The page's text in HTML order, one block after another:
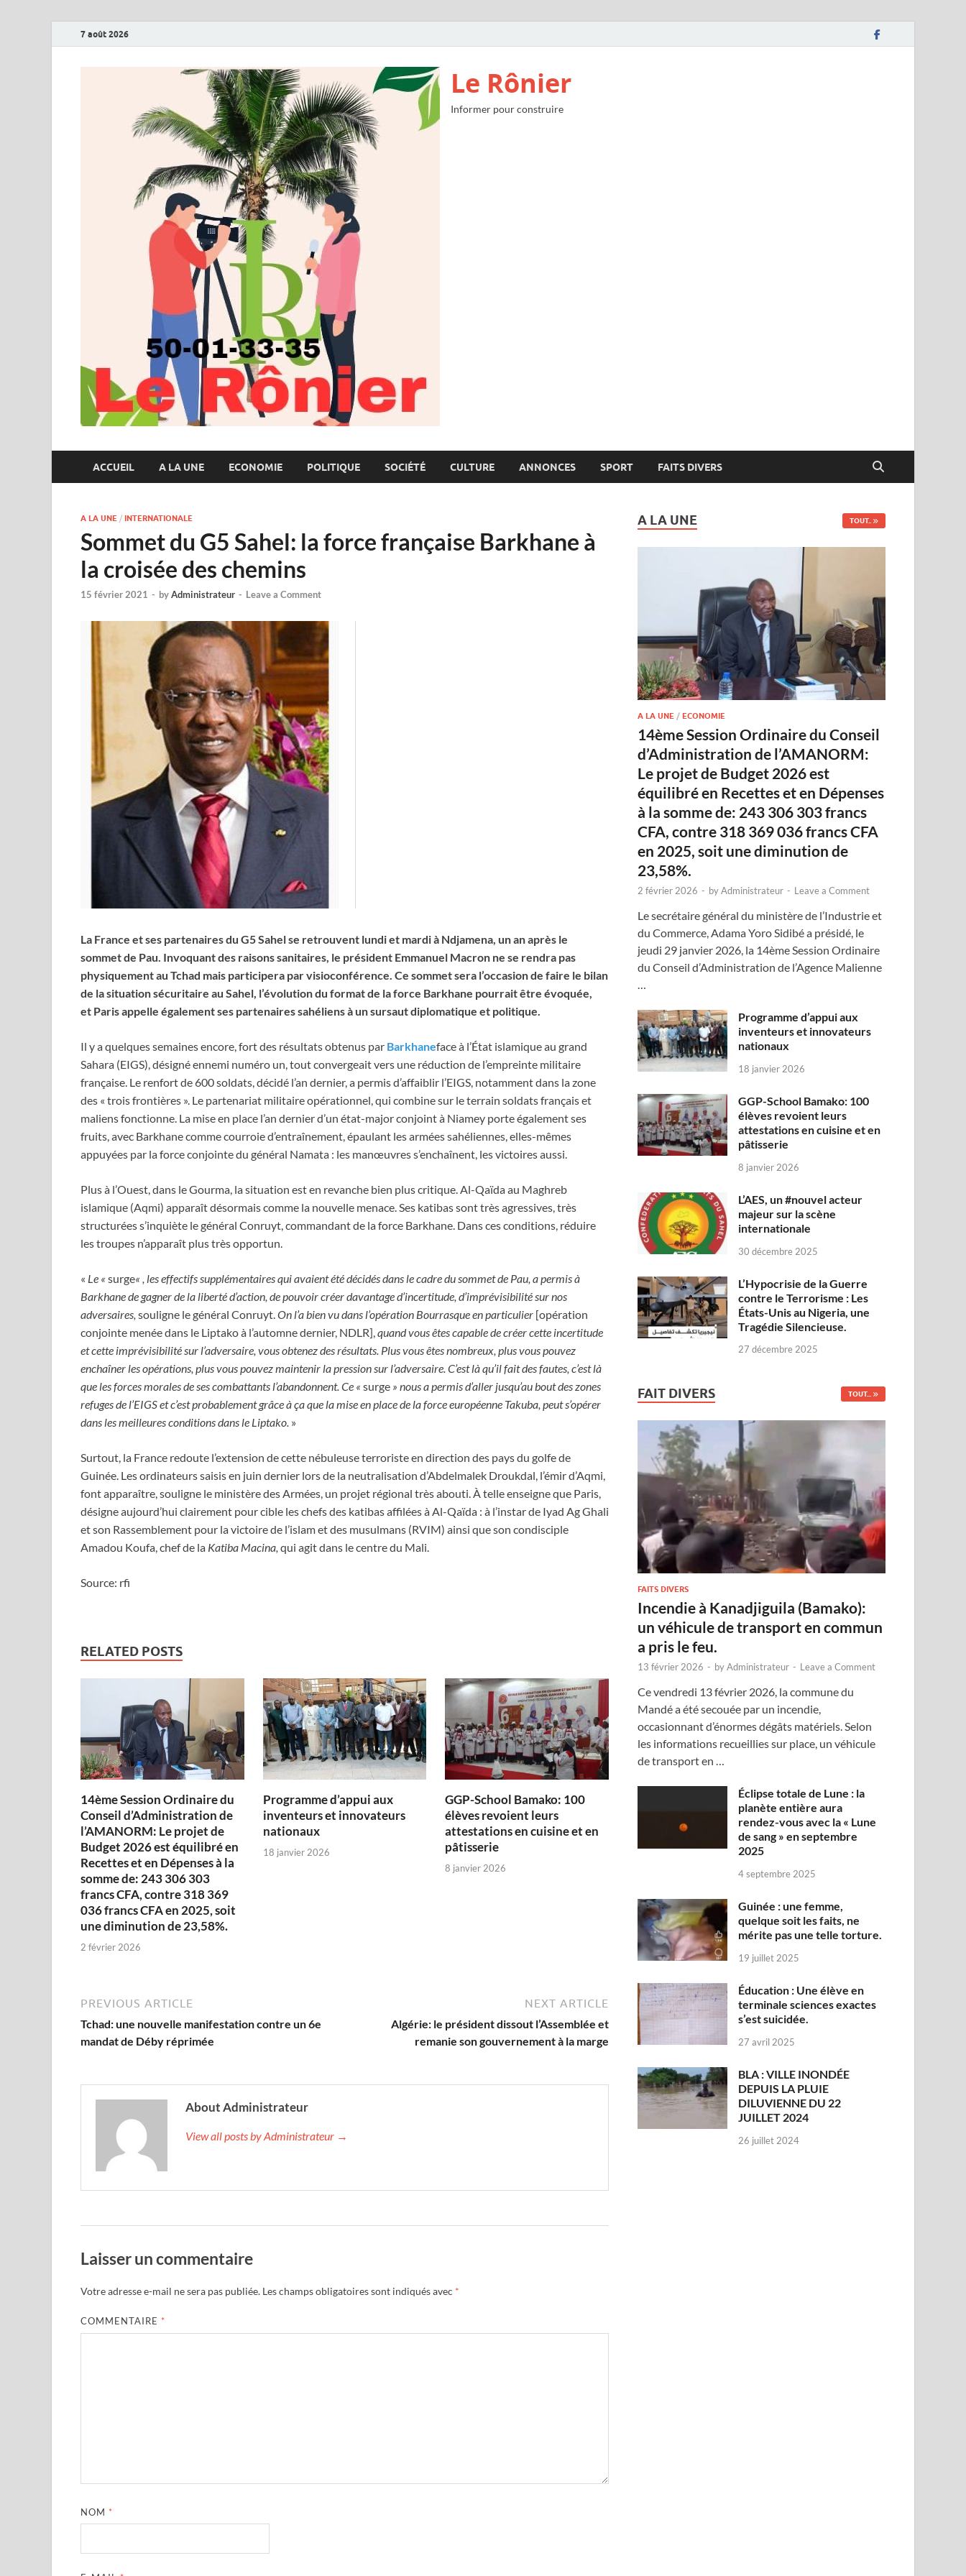
7 août 2026
Le Rônier
Informer pour construire
ACCUEIL A LA UNE ECONOMIE POLITIQUE SOCIÉTÉ CULTURE ANNONCES SPORT FAITS DIVERS
A LA UNE / INTERNATIONALE
Sommet du G5 Sahel: la force française Barkhane à
la croisée des chemins
15 février 2021 - byAdministrateur - Leave a Comment
La France et ses partenaires du G5 Sahel se retrouvent lundi et mardi à Ndjamena, un an après le
sommet de Pau. Invoquant des raisons sanitaires, le président Emmanuel Macron ne se rendra pas
physiquement au Tchad mais participera par visioconférence. Ce sommet sera l’occasion de faire le bilan
de la situation sécuritaire au Sahel, l’évolution du format de la force Barkhane pourrait être évoquée,
et Paris appelle également ses partenaires sahéliens à un sursaut diplomatique et politique.
Il y a quelques semaines encore, fort des résultats obtenus par Barkhaneface à l’État islamique au grand
Sahara (EIGS), désigné ennemi numéro un, tout convergeait vers une réduction de l’empreinte militaire
française. Le renfort de 600 soldats, décidé l’an dernier, a permis d’affaiblir l’EIGS, notamment dans la zone
des « trois frontières ». Le partenariat militaire opérationnel, qui combine sur le terrain soldats français et
maliens fonctionne. La mise en place l’an dernier d’un état-major conjoint à Niamey porte également ses
fruits, avec Barkhane comme courroie d’entraînement, épaulant les armées sahéliennes, elles-mêmes
appuyées par la force conjointe du général Namata : les manœuvres s’enchaînent, les victoires aussi.
Plus à l’Ouest, dans le Gourma, la situation est en revanche bien plus critique. Al-Qaïda au Maghreb
islamique (Aqmi) apparaît désormais comme la nouvelle menace. Ses katibas sont très agressives, très
structurées s’inquiète le général Conruyt, commandant de la force Barkhane. Dans ces conditions, réduire
les troupes n’apparaît plus très opportun.
« Le « surge« , les effectifs supplémentaires qui avaient été décidés dans le cadre du sommet de Pau, a permis à
Barkhane de gagner de la liberté d’action, de pouvoir créer davantage d’incertitude, d’imprévisibilité sur nos
adversaires, souligne le général Conruyt.On l’a bien vu dans l’opération Bourrasque en particulier [opération
conjointe menée dans le Liptako à l’automne dernier, NDLR],quand vous êtes capable de créer cette incertitude
et cette imprévisibilité sur l’adversaire, vous obtenez des résultats. Plus vous êtes nombreux, plus vous pouvez
enchaîner les opérations, plus vous pouvez maintenir la pression sur l’adversaire. C’est là qu’il fait des fautes, c’est là
que les forces morales de ses combattants l’abandonnent. Ce « surge » nous a permis d’aller jusqu’au bout des zones
refuges de l’EIGS et c’est probablement grâce à ça que la mise en place de la force européenne Takuba, peut s’opérer
dans les meilleures conditions dans le Liptako. »
Surtout, la France redoute l’extension de cette nébuleuse terroriste en direction des pays du golfe de
Guinée. Les ordinateurs saisis en juin dernier lors de la neutralisation d’Abdelmalek Droukdal, l’émir d’Aqmi,
font apparaître, souligne le ministère des Armées, un projet régional très abouti. À telle enseigne que Paris,
désigne aujourd’hui clairement pour cible les chefs des katibas affilées à Al-Qaïda : à l’instar de Iyad Ag Ghali
et son Rassemblement pour la victoire de l’islam et des musulmans (RVIM) ainsi que son condisciple
Amadou Koufa, chef de la Katiba Macina, qui agit dans le centre du Mali.
Source: rfi
RELATED POSTS
14ème Session Ordinaire du
Conseil d’Administration de
l’AMANORM: Le projet de
Budget 2026 est équilibré en
Recettes et en Dépenses à la
somme de: 243 306 303
francs CFA, contre 318 369
036 francs CFA en 2025, soit
une diminution de 23,58%.
2 février 2026
Programme d’appui aux
inventeurs et innovateurs
nationaux
18 janvier 2026
GGP-School Bamako: 100
élèves revoient leurs
attestations en cuisine et en
pâtisserie
8 janvier 2026
PREVIOUS ARTICLE
Tchad: une nouvelle manifestation contre un 6e
mandat de Déby réprimée
NEXT ARTICLE
Algérie: le président dissout l’Assemblée et
remanie son gouvernement à la marge
About Administrateur
View all posts by Administrateur →
Laisser un commentaire
Votre adresse e-mail ne sera pas publiée. Les champs obligatoires sont indiqués avec *
COMMENTAIRE *
NOM *
A LA UNE TOUT..
A LA UNE /ECONOMIE
14ème Session Ordinaire du Conseil
d’Administration de l’AMANORM:
Le projet de Budget 2026 est
équilibré en Recettes et en Dépenses
à la somme de: 243 306 303 francs
CFA, contre 318 369 036 francs CFA
en 2025, soit une diminution de
23,58%.
2 février 2026 - byAdministrateur - Leave a Comment
Le secrétaire général du ministère de l’Industrie et
du Commerce, Adama Yoro Sidibé a présidé, le
jeudi 29 janvier 2026, la 14ème Session Ordinaire
du Conseil d’Administration de l’Agence Malienne
…
Programme d’appui aux
inventeurs et innovateurs
nationaux
18 janvier 2026
GGP-School Bamako: 100
élèves revoient leurs
attestations en cuisine et en
pâtisserie
8 janvier 2026
L’AES, un #nouvel acteur
majeur sur la scène
internationale
30 décembre 2025
L’Hypocrisie de la Guerre
contre le Terrorisme : Les
États-Unis au Nigeria, une
Tragédie Silencieuse.
27 décembre 2025
FAIT DIVERS TOUT...
FAITS DIVERS
Incendie à Kanadjiguila (Bamako):
un véhicule de transport en commun
a pris le feu.
13 février 2026 - byAdministrateur - Leave a Comment
Ce vendredi 13 février 2026, la commune du
Mandé a été secouée par un incendie,
occasionnant d’énormes dégâts matériels. Selon
les informations recueillies sur place, un véhicule
de transport en …
Éclipse totale de Lune : la
planète entière aura
rendez-vous avec la « Lune
de sang » en septembre
2025
4 septembre 2025
Guinée : une femme,
quelque soit les faits, ne
mérite pas une telle torture.
19 juillet 2025
Éducation : Une élève en
terminale sciences exactes
s’est suicidée.
27 avril 2025
BLA : VILLE INONDÉE
DEPUIS LA PLUIE
DILUVIENNE DU 22
JUILLET 2024
26 juillet 2024